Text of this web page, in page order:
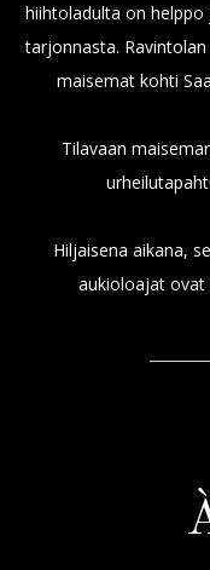
hiihtoladulta on
tarjonnasta.
maisemat kohti
Tilavaan
Hiljaisena aikana,
aukioloajat ovat